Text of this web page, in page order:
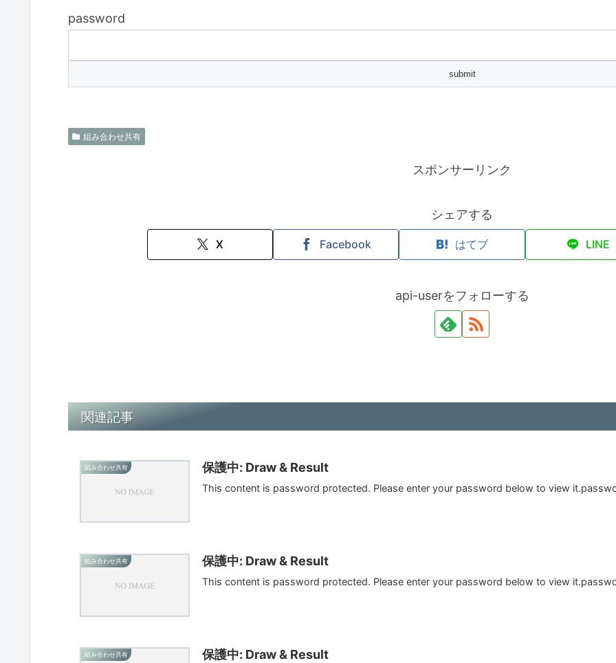
password
組み合わせ共有
スポンサーリンク
シェアする
X Facebook はてブ LINE
api-userをフォローする
関連記事
組み合わせ共有 保護中: Draw & Result
This content is password protected. Please enter your password below to view
組み合わせ共有 保護中: Draw & Result
This content is password protected. Please enter your password below to view
組み合わせ共有 保護中: Draw & Result